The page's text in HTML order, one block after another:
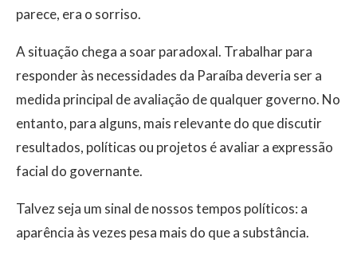
parece, era o sorriso.
A situação chega a soar paradoxal. Trabalhar para
responder às necessidades da Paraíba deveria ser a
medida principal de avaliação de qualquer governo. No
entanto, para alguns, mais relevante do que discutir
resultados, políticas ou projetos é avaliar a expressão
facial do governante.
Talvez seja um sinal de nossos tempos políticos: a
aparência às vezes pesa mais do que a substância.